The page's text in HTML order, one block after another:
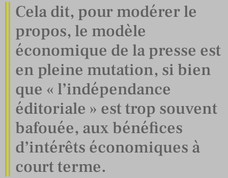
Cela dit, pour modérer le
propos, le modèle
économique de la presse est
en pleine mutation, si bien
que « l’indépendance
éditoriale » est trop souvent
bafouée, aux bénéfices
d’intérêts économiques à
court terme.